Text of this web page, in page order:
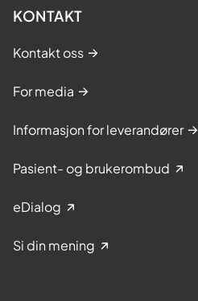
KONTAKT
Kontakt oss
For media
Informasjon for leverandører
Pasient- og brukerombud
eDialog
Si din mening